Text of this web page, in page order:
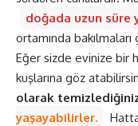
doğada uzun süre
ortamında bakılmaları
Eğer sizde evinize bir
kuşlarına göz
olarak
yaşayabilirler.